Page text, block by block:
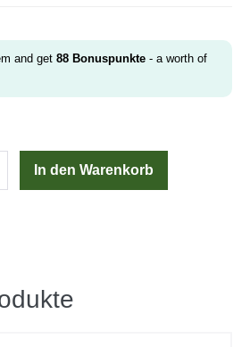
and get 88 Bonuspunkte - a worth of
In den Warenkorb